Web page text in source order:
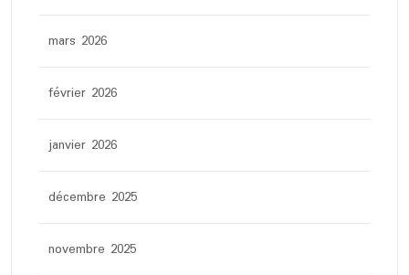
mars 2026
février 2026
janvier 2026
décembre 2025
novembre 2025